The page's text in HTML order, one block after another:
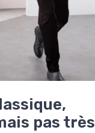
pas très